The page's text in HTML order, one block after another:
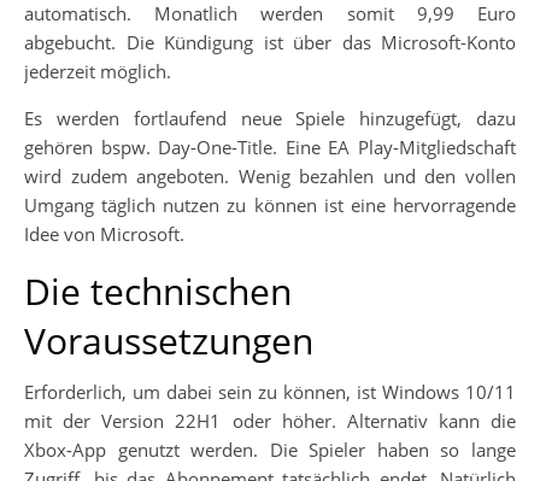
automatisch. Monatlich werden somit 9,99 Euro
abgebucht. Die Kündigung ist über das Microsoft-Konto
jederzeit möglich.
Es werden fortlaufend neue Spiele hinzugefügt, dazu
gehören bspw. Day-One-Title. Eine EA Play-Mitgliedschaft
wird zudem angeboten. Wenig bezahlen und den vollen
Umgang täglich nutzen zu können ist eine hervorragende
Idee von Microsoft.
Die technischen
Voraussetzungen
Erforderlich, um dabei sein zu können, ist Windows 10/11
mit der Version 22H1 oder höher. Alternativ kann die
Xbox-App genutzt werden. Die Spieler haben so lange